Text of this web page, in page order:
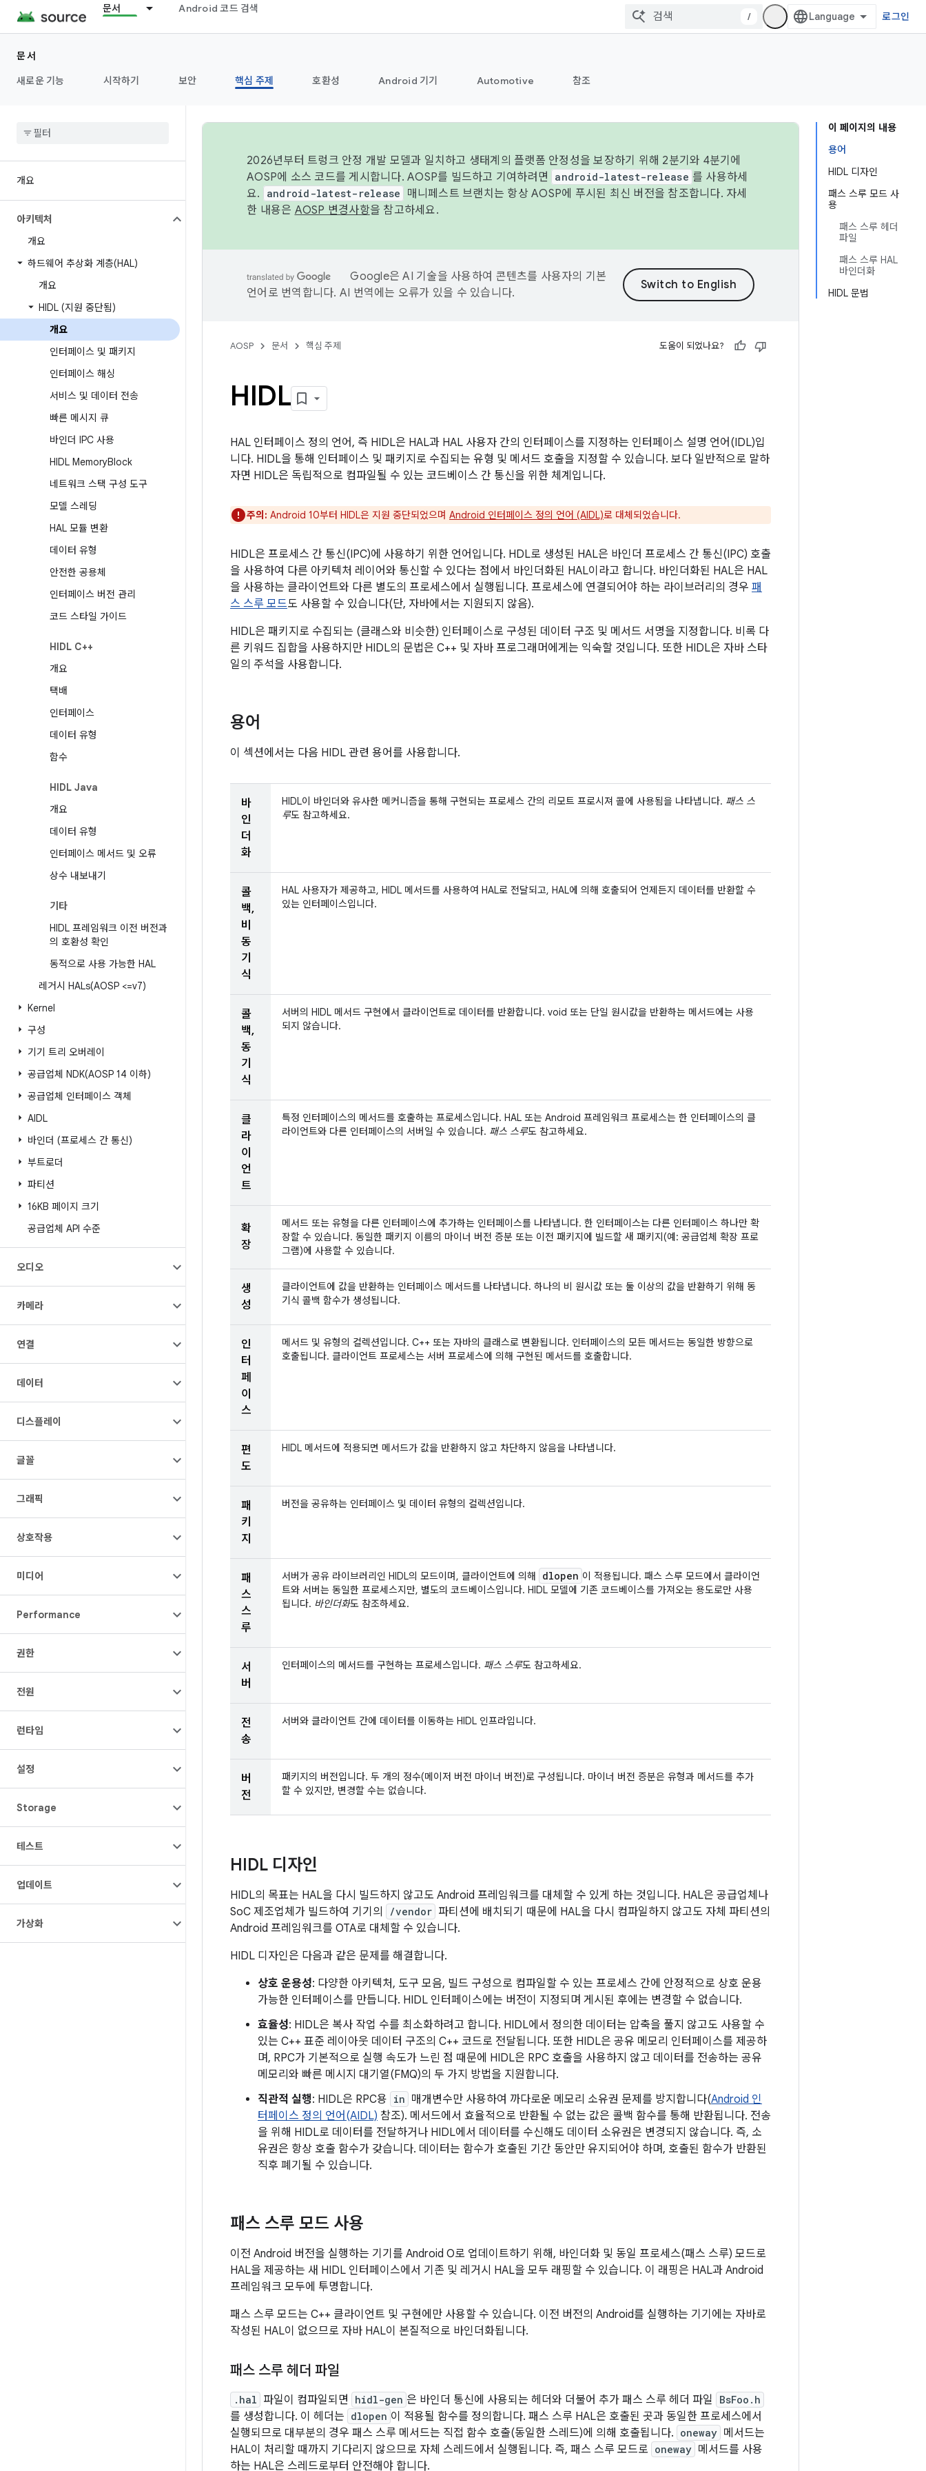
문서 Android 코드 검색
/ 로그인
문서
새로운 기능
시작하기 보안 핵심 주제 호환성 Android 기기 Automotive 참조
개요
아키텍처
개요
하드웨어 추상화 계층(HAL)
개요
HIDL (지원 중단됨)
개요
인터페이스 및 패키지
인터페이스 해싱
서비스 및 데이터 전송
빠른 메시지 큐
바인더 IPC 사용
HIDL MemoryBlock
네트워크 스택 구성 도구
모델 스레딩
HAL 모듈 변환
데이터 유형
안전한 공용체
인터페이스 버전 관리
코드 스타일 가이드
HIDL C++
개요
택배
인터페이스
데이터 유형
함수
HIDL Java
개요
데이터 유형
인터페이스 메서드 및 오류
상수 내보내기
기타
HIDL 프레임워크 이전 버전과
의 호환성 확인
동적으로 사용 가능한 HAL
레거시 HALs(AOSP <=v7)
Kernel
구성
기기 트리 오버레이
공급업체 NDK(AOSP 14 이하)
공급업체 인터페이스 객체
AIDL
바인더 (프로세스 간 통신)
부트로더
파티션
16KB 페이지 크기
공급업체 API 수준
오디오
카메라
연결
데이터
디스플레이
글꼴
그래픽
상호작용
미디어
Performance
권한
전원
런타임
설정
Storage
테스트
업데이트
가상화
이 페이지의 내용
용어
HIDL 디자인
패스 스루 모드 사
용
패스 스루 헤더
파일
패스 스루 HAL
바인더화
HIDL 문법
2026년부터 트렁크 안정 개발 모델과 일치하고 생태계의 플랫폼 안정성을 보장하기 위해 2분기와 4분기에
AOSP에 소스 코드를 게시합니다. AOSP를 빌드하고 기여하려면
android-latest-release 를 사용하세
요.
android-latest-release
매니페스트 브랜치는 항상 AOSP에 푸시된 최신 버전을 참조합니다. 자세
한 내용은 AOSP 변경사항을 참고하세요.
Google은 AI 기술을 사용하여 콘텐츠를 사용자의 기본
언어로 번역합니다. AI 번역에는 오류가 있을 수 있습니다.
AOSP 문서 핵심 주제 도움이 되었나요?
HIDL
HAL 인터페이스 정의 언어, 즉 HIDL은 HAL과 HAL 사용자 간의 인터페이스를 지정하는 인터페이스 설명 언어(IDL)입
니다. HIDL을 통해 인터페이스 및 패키지로 수집되는 유형 및 메서드 호출을 지정할 수 있습니다. 보다 일반적으로 말하
자면 HIDL은 독립적으로 컴파일될 수 있는 코드베이스 간 통신을 위한 체계입니다.
주의: Android 10부터 HIDL은 지원 중단되었으며 Android 인터페이스 정의 언어 (AIDL)로 대체되었습니다.
HIDL은 프로세스 간 통신(IPC)에 사용하기 위한 언어입니다. HDL로 생성된 HAL은 바인더 프로세스 간 통신(IPC) 호출
을 사용하여 다른 아키텍처 레이어와 통신할 수 있다는 점에서 바인더화된 HAL이라고 합니다. 바인더화된 HAL은 HAL
을 사용하는 클라이언트와 다른 별도의 프로세스에서 실행됩니다. 프로세스에 연결되어야 하는 라이브러리의 경우 패
스 스루 모드도 사용할 수 있습니다(단, 자바에서는 지원되지 않음).
HIDL은 패키지로 수집되는 (클래스와 비슷한) 인터페이스로 구성된 데이터 구조 및 메서드 서명을 지정합니다. 비록 다
른 키워드 집합을 사용하지만 HIDL의 문법은 C++ 및 자바 프로그래머에게는 익숙할 것입니다. 또한 HIDL은 자바 스타
일의 주석을 사용합니다.
용어
이 섹션에서는 다음 HIDL 관련 용어를 사용합니다.
바
인
더
화
HIDL이 바인더와 유사한 메커니즘을 통해 구현되는 프로세스 간의 리모트 프로시져 콜에 사용됨을 나타냅니다. 패스 스
루도 참고하세요.
콜
백,
비
동
기
식
HAL 사용자가 제공하고, HIDL 메서드를 사용하여 HAL로 전달되고, HAL에 의해 호출되어 언제든지 데이터를 반환할 수
있는 인터페이스입니다.
콜
백,
동
기
식
서버의 HIDL 메서드 구현에서 클라이언트로 데이터를 반환합니다. void 또는 단일 원시값을 반환하는 메서드에는 사용
되지 않습니다.
클
라
이
언
트
특정 인터페이스의 메서드를 호출하는 프로세스입니다. HAL 또는 Android 프레임워크 프로세스는 한 인터페이스의 클
라이언트와 다른 인터페이스의 서버일 수 있습니다. 패스 스루도 참고하세요.
확
장
메서드 또는 유형을 다른 인터페이스에 추가하는 인터페이스를 나타냅니다. 한 인터페이스는 다른 인터페이스 하나만 확
장할 수 있습니다. 동일한 패키지 이름의 마이너 버전 증분 또는 이전 패키지에 빌드할 새 패키지(예: 공급업체 확장 프로
그램)에 사용할 수 있습니다.
생
성
클라이언트에 값을 반환하는 인터페이스 메서드를 나타냅니다. 하나의 비 원시값 또는 둘 이상의 값을 반환하기 위해 동
기식 콜백 함수가 생성됩니다.
인
터
페
이
스
메서드 및 유형의 컬렉션입니다. C++ 또는 자바의 클래스로 변환됩니다. 인터페이스의 모든 메서드는 동일한 방향으로
호출됩니다. 클라이언트 프로세스는 서버 프로세스에 의해 구현된 메서드를 호출합니다.
편
도
HIDL 메서드에 적용되면 메서드가 값을 반환하지 않고 차단하지 않음을 나타냅니다.
패
키
지
버전을 공유하는 인터페이스 및 데이터 유형의 컬렉션입니다.
패
스
스
루
서버가 공유 라이브러리인 HIDL의 모드이며, 클라이언트에 의해 dlopen 이 적용됩니다. 패스 스루 모드에서 클라이언
트와 서버는 동일한 프로세스지만, 별도의 코드베이스입니다. HIDL 모델에 기존 코드베이스를 가져오는 용도로만 사용
됩니다. 바인더화도 참조하세요.
서
버
인터페이스의 메서드를 구현하는 프로세스입니다. 패스 스루도 참고하세요.
전
송
서버와 클라이언트 간에 데이터를 이동하는 HIDL 인프라입니다.
버
전
패키지의 버전입니다. 두 개의 정수(메이저 버전 마이너 버전)로 구성됩니다. 마이너 버전 증분은 유형과 메서드를 추가
할 수 있지만, 변경할 수는 없습니다.
HIDL 디자인
HIDL의 목표는 HAL을 다시 빌드하지 않고도 Android 프레임워크를 대체할 수 있게 하는 것입니다. HAL은 공급업체나
SoC 제조업체가 빌드하여 기기의
/vendor 파티션에 배치되기 때문에 HAL을 다시 컴파일하지 않고도 자체 파티션의
Android 프레임워크를 OTA로 대체할 수 있습니다.
HIDL 디자인은 다음과 같은 문제를 해결합니다.
상호 운용성: 다양한 아키텍처, 도구 모음, 빌드 구성으로 컴파일할 수 있는 프로세스 간에 안정적으로 상호 운용
가능한 인터페이스를 만듭니다. HIDL 인터페이스에는 버전이 지정되며 게시된 후에는 변경할 수 없습니다.
효율성: HIDL은 복사 작업 수를 최소화하려고 합니다. HIDL에서 정의한 데이터는 압축을 풀지 않고도 사용할 수
있는 C++ 표준 레이아웃 데이터 구조의 C++ 코드로 전달됩니다. 또한 HIDL은 공유 메모리 인터페이스를 제공하
며, RPC가 기본적으로 실행 속도가 느린 점 때문에 HIDL은 RPC 호출을 사용하지 않고 데이터를 전송하는 공유
메모리와 빠른 메시지 대기열(FMQ)의 두 가지 방법을 지원합니다.
직관적 실행: HIDL은 RPC용 in 매개변수만 사용하여 까다로운 메모리 소유권 문제를 방지합니다(Android 인
터페이스 정의 언어(AIDL) 참조). 메서드에서 효율적으로 반환될 수 없는 값은 콜백 함수를 통해 반환됩니다. 전송
을 위해 HIDL로 데이터를 전달하거나 HIDL에서 데이터를 수신해도 데이터 소유권은 변경되지 않습니다. 즉, 소
유권은 항상 호출 함수가 갖습니다. 데이터는 함수가 호출된 기간 동안만 유지되어야 하며, 호출된 함수가 반환된
직후 폐기될 수 있습니다.
패스 스루 모드 사용
이전 Android 버전을 실행하는 기기를 Android O로 업데이트하기 위해, 바인더화 및 동일 프로세스(패스 스루) 모드로
HAL을 제공하는 새 HIDL 인터페이스에서 기존 및 레거시 HAL을 모두 래핑할 수 있습니다. 이 래핑은 HAL과 Android
프레임워크 모두에 투명합니다.
패스 스루 모드는 C++ 클라이언트 및 구현에만 사용할 수 있습니다. 이전 버전의 Android를 실행하는 기기에는 자바로
작성된 HAL이 없으므로 자바 HAL이 본질적으로 바인더화됩니다.
패스 스루 헤더 파일
.hal 파일이 컴파일되면 hidl-gen 은 바인더 통신에 사용되는 헤더와 더불어 추가 패스 스루 헤더 파일 BsFoo.h
를 생성합니다. 이 헤더는 dlopen 이 적용될 함수를 정의합니다. 패스 스루 HAL은 호출된 곳과 동일한 프로세스에서
실행되므로 대부분의 경우 패스 스루 메서드는 직접 함수 호출(동일한 스레드)에 의해 호출됩니다. oneway 메서드는
HAL이 처리할 때까지 기다리지 않으므로 자체 스레드에서 실행됩니다. 즉, 패스 스루 모드로 oneway 메서드를 사용
하는 HAL은 스레드로부터 안전해야 합니다.